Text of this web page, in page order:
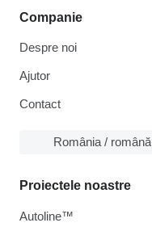
Companie
Despre noi
Ajutor
Contact
România / română
Proiectele noastre
Autoline™